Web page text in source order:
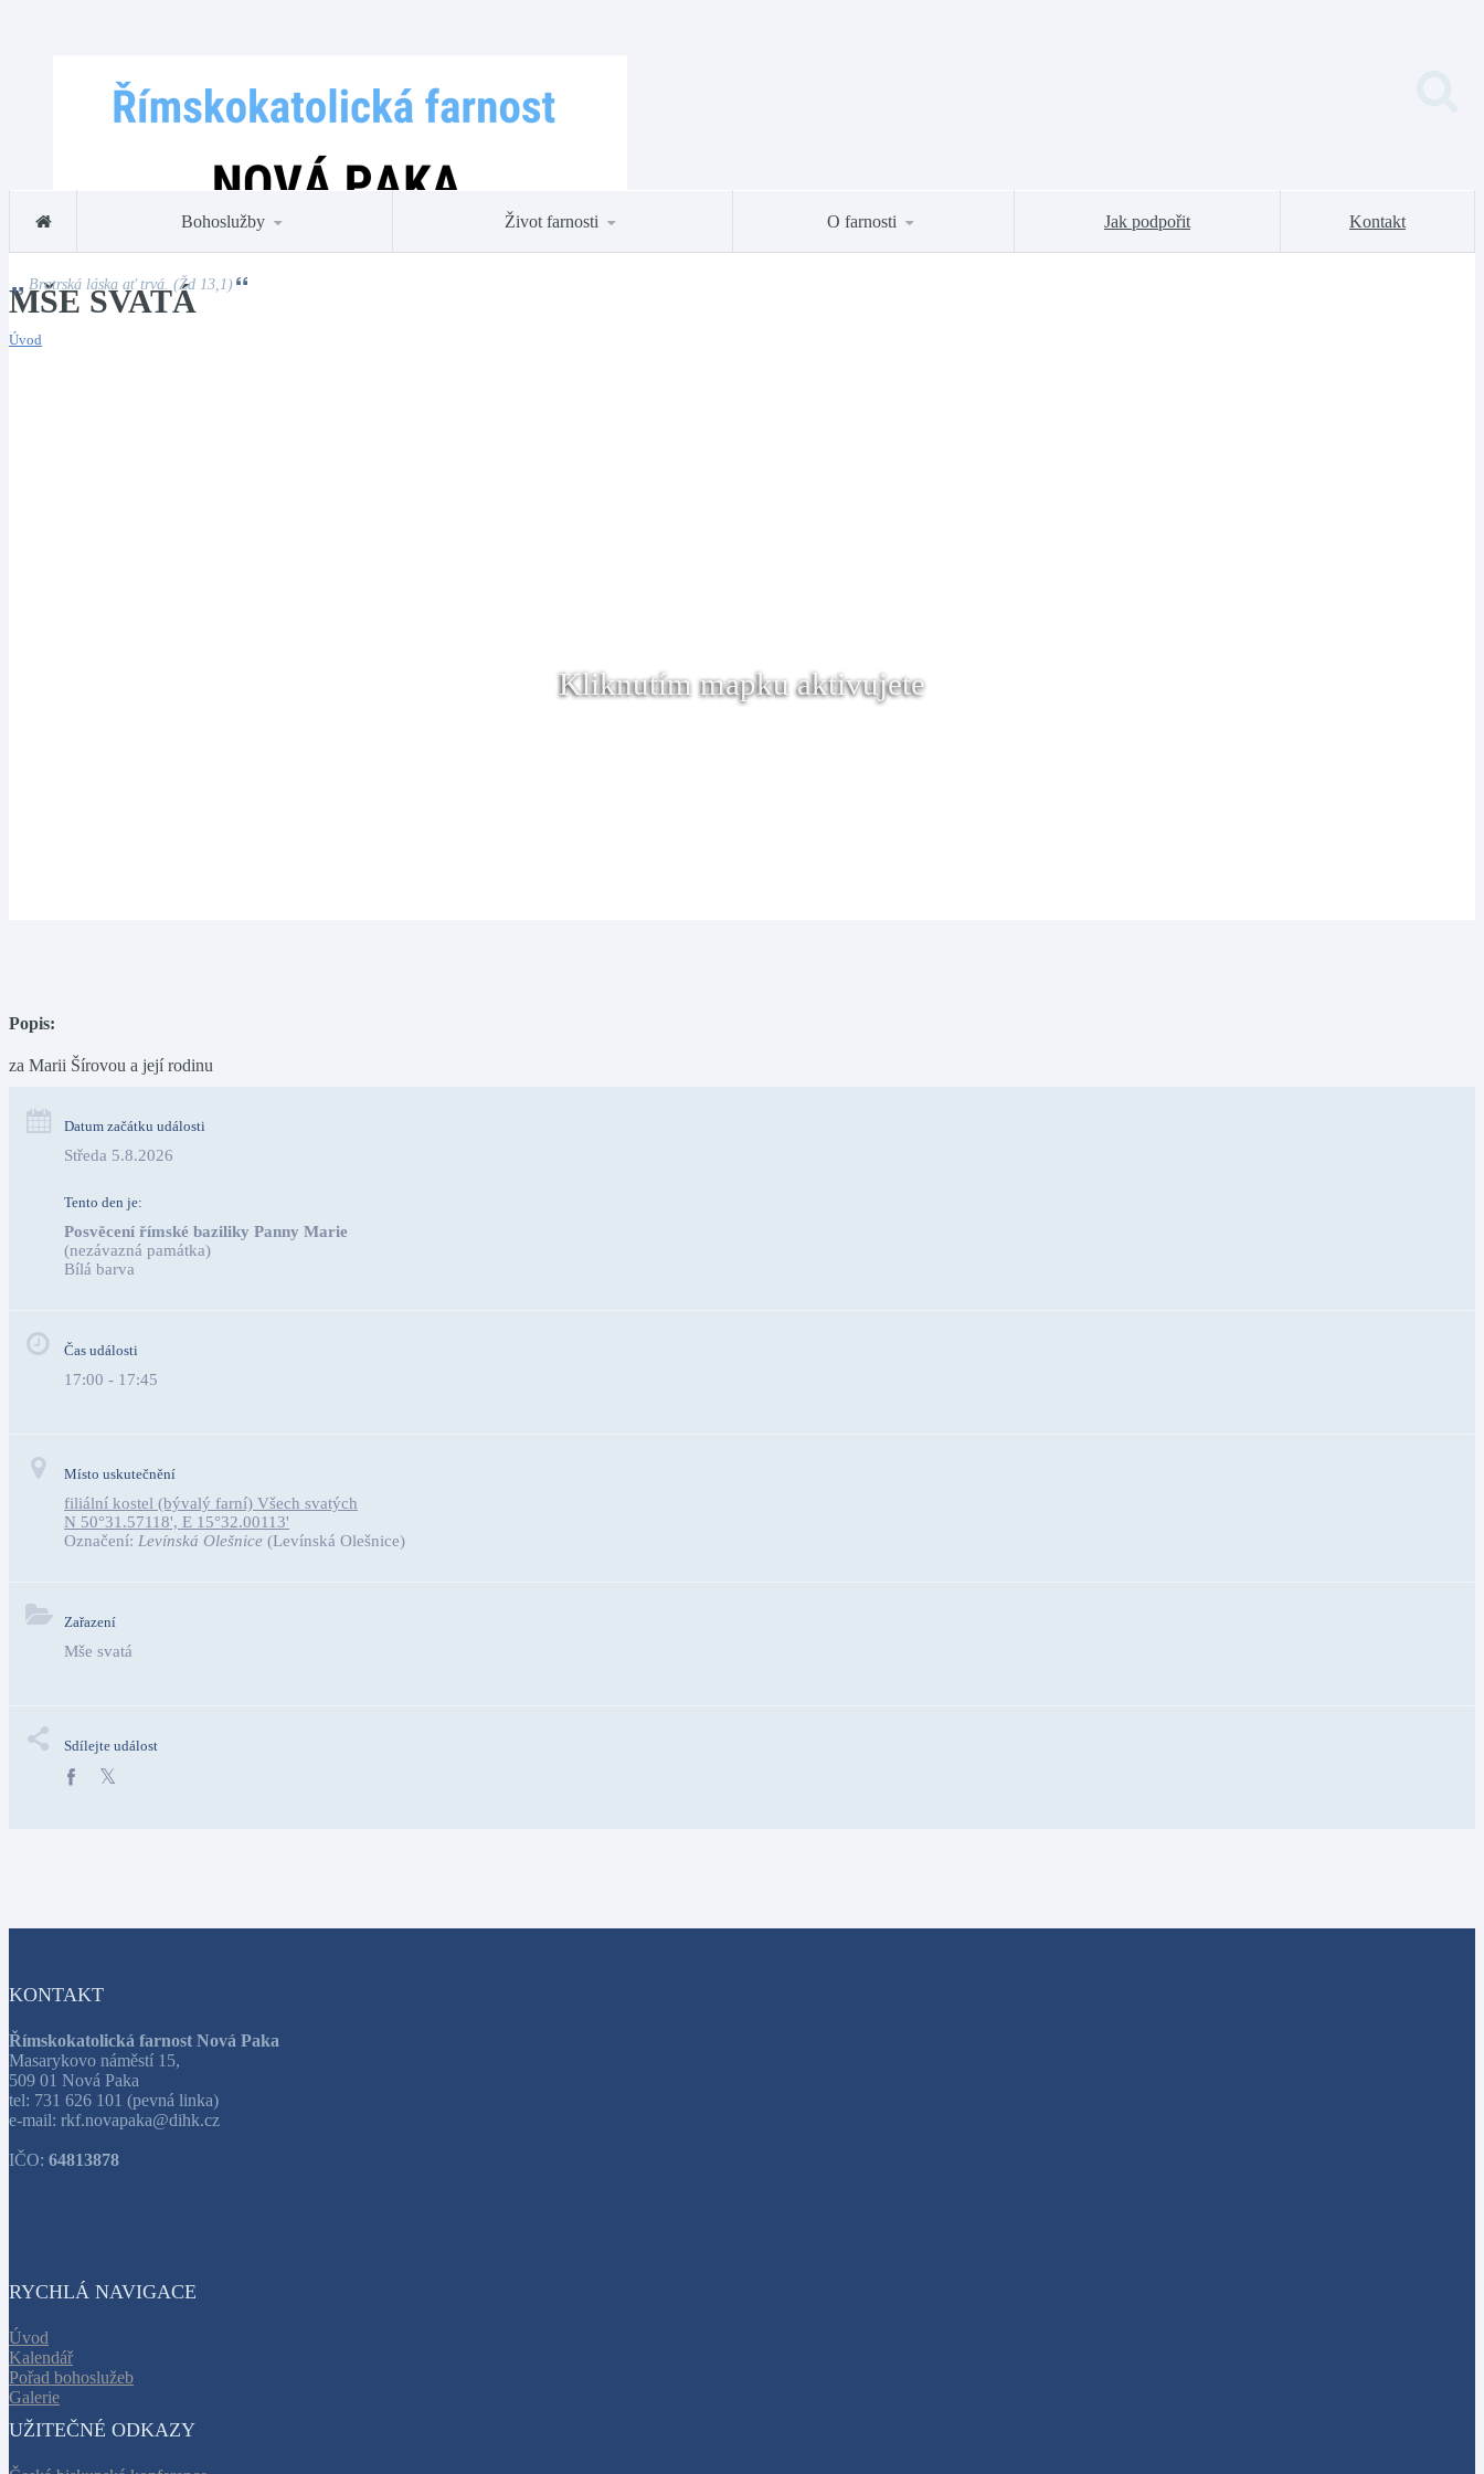
Bratrská láska ať trvá. (Žd 13,1)
Bohoslužby Život farnosti O farnosti Jak podpořit Kontakt
MŠE SVATÁ
Úvod
Kliknutím mapku aktivujete
Popis:
za Marii Šírovou a její rodinu
Datum začátku události
Středa 5.8.2026
Tento den je:
Posvěcení římské baziliky Panny Marie
(nezávazná památka)
Bílá barva
Čas události
17:00 - 17:45
Místo uskutečnění
filiální kostel (bývalý farní) Všech svatých
N 50°31.57118', E 15°32.00113'
Označení: Levínská Olešnice (Levínská Olešnice)
Zařazení
Mše svatá
Sdílejte událost
KONTAKT
Římskokatolická farnost Nová Paka
Masarykovo náměstí 15,
509 01 Nová Paka
tel: 731 626 101 (pevná linka)
e-mail: rkf.novapaka@dihk.cz
IČO: 64813878
RYCHLÁ NAVIGACE
Úvod
Kalendář
Pořad bohoslužeb
Galerie
UŽITEČNÉ ODKAZY